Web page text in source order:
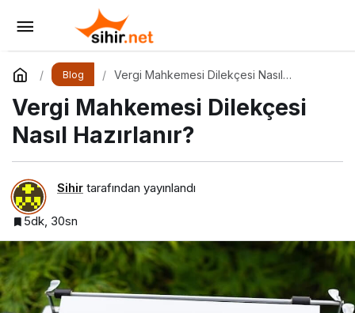
Blog
Vergi Mahkemesi Dilekçesi Nasıl
Vergi Mahkemesi Dilekçesi
Nasıl Hazırlanır?
Sihir tarafından yayınlandı
5dk, 30sn
Profesyonel Böcek İlaçlama Hizmeti
Yorum Yap